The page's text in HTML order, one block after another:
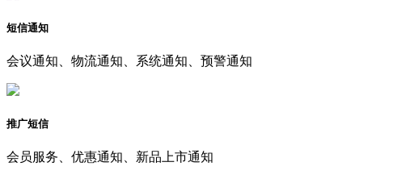
短信通知
会议通知、物流通知、系统通知、预警通知
推广短信
会员服务、优惠通知、新品上市通知